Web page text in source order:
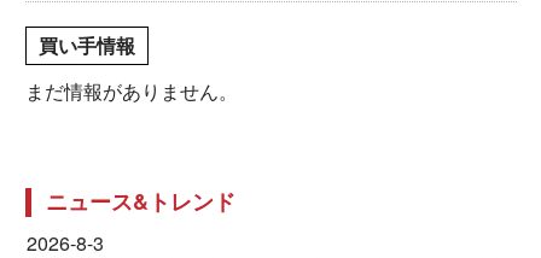
買い手情報
まだ情報がありません。
ニュース&トレンド
2026-8-3